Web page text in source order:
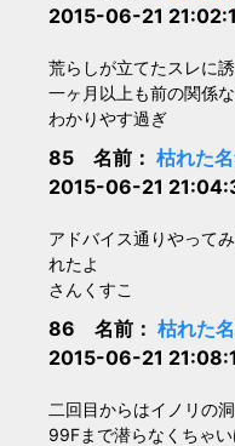
2015-06-21
荒らしが立てたスレに
一ヶ月以上も前の関係
わかりやす過ぎ
85 名前： 枯れた
2015-06-21
アドバイス通りやって
れたよ
さんくすこ
86 名前： 枯れた
2015-06-21
二回目からはイノリの
99Fまで潜らなくちゃ